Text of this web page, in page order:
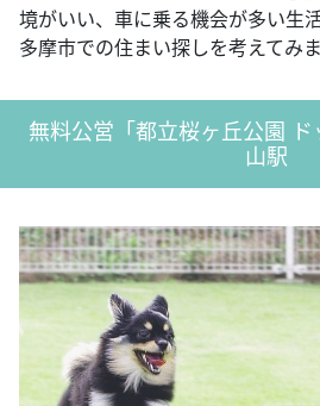
境がいい、車に乗る機会が多い生
多摩市での住まい探しを考えてみま
無料公営「都立桜ヶ丘公園
山駅